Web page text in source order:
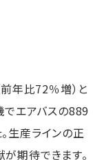
年比72％増）と
エアバスの889
生産ラインの正
期待できます。